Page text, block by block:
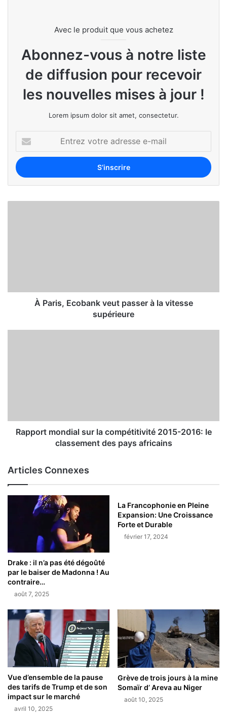
Avec le produit que vous achetez
Abonnez-vous à notre liste
de diffusion pour recevoir
les nouvelles mises à jour !
Lorem ipsum dolor sit amet, consectetur.
À Paris, Ecobank veut passer à la vitesse
supérieure
Rapport mondial sur la compétitivité 2015-2016: le
classement des pays africains
Articles Connexes
Drake : il n’a pas été dégoûté
par le baiser de Madonna ! Au
contraire…
août 7, 2025
La Francophonie en Pleine
Expansion: Une Croissance
Forte et Durable
février 17, 2024
Vue d’ensemble de la pause
des tarifs de Trump et de son
impact sur le marché
avril 10, 2025
Grève de trois jours à la mine
Somaïr d’ Areva au Niger
août 10, 2025